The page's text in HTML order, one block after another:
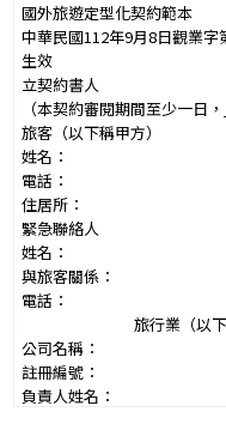
國外旅遊定型化契約範本
中華民國112年9月8日觀業字
生效
立契約書人
（本契約審閱期間至少一日
旅客（以下稱甲方）
姓名：
電話：
住居所：
緊急聯絡人
姓名：
與旅客關係：
電話：
旅行業（以下稱
公司名稱：
註冊編號：
負責人姓名：